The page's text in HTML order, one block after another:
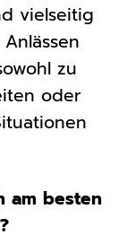
vielseitig
zu
oder
am besten